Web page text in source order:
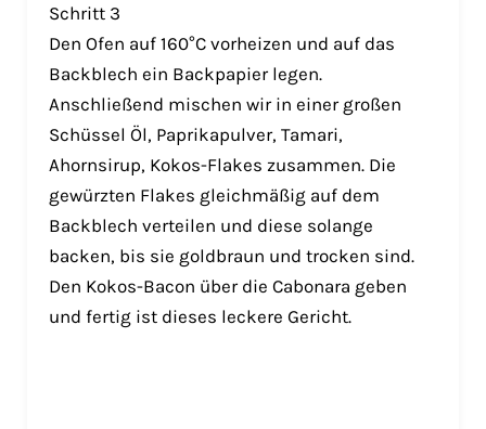
Schritt 3
Den Ofen auf 160°C vorheizen und auf das
Backblech ein Backpapier legen.
Anschließend mischen wir in einer großen
Schüssel Öl, Paprikapulver, Tamari,
Ahornsirup, Kokos-Flakes zusammen. Die
gewürzten Flakes gleichmäßig auf dem
Backblech verteilen und diese solange
backen, bis sie goldbraun und trocken sind.
Den Kokos-Bacon über die Cabonara geben
und fertig ist dieses leckere Gericht.